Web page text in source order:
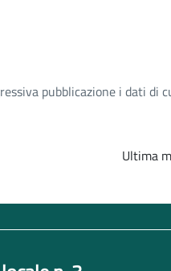
pubblicazione i dati
Ultima